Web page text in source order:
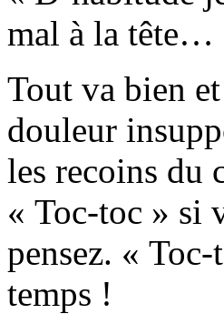
mal à la tête…
Tout va bien
douleur
les recoins du
« Toc-toc » si
pensez. «
temps !